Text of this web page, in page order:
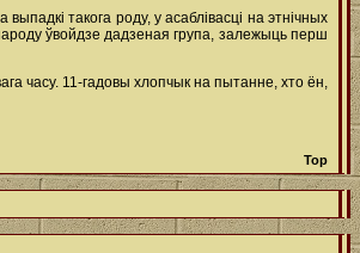
такога роду, у асаблівасці на этнічных
ўвойдзе дадзеная група, залежыць перш
часу. 11-гадовы хлопчык на пытанне, хто ён,
Top